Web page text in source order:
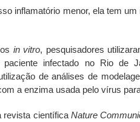
inflamatório menor, ela tem
in vitro, pesquisadores
infectado no Rio de
de análises de
a enzima usada pelo vírus
revista científica Nature